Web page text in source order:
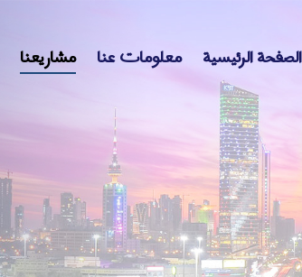
الصفحة الرئيسية معلومات عنا مشاريعنا